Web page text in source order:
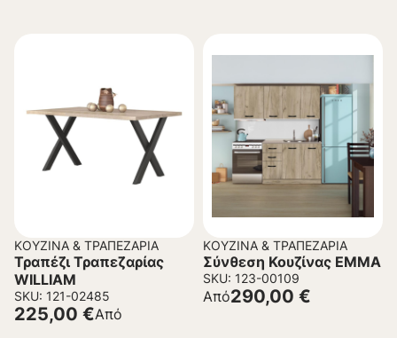
ΚΟΥΖΊΝΑ & ΤΡΑΠΕΖΑΡΊΑ
Τραπέζι Τραπεζαρίας
WILLIAM
SKU: 121-02485
Από
225,00 €
ΚΟΥΖΊΝΑ & ΤΡΑΠΕΖΑΡΊΑ
Σύνθεση Κουζίνας EMMA
SKU: 123-00109
290,00 €
Από